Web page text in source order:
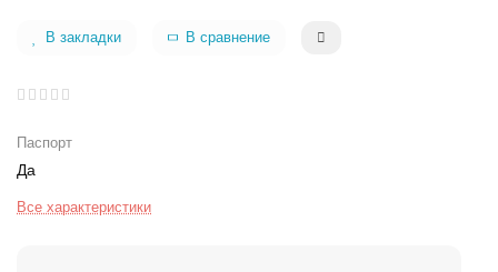
В закладки В сравнение
Паспорт
Да
Все характеристики